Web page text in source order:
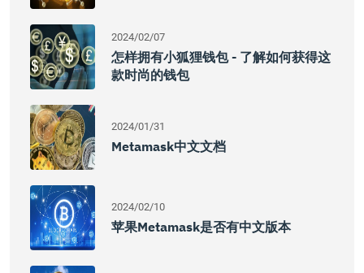
2024/02/07
怎样拥有小狐狸钱包 - 了解如何获得这
款时尚的钱包
2024/01/31
Metamask中文文档
2024/02/10
苹果Metamask是否有中文版本